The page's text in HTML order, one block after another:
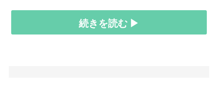
続きを読む ▶